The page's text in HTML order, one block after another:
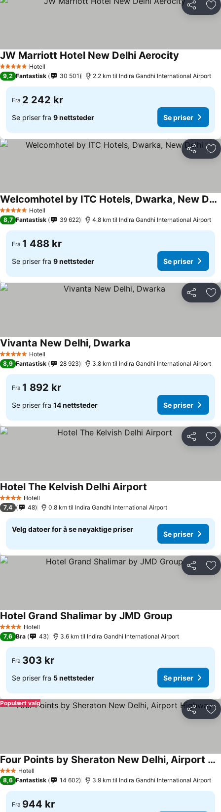
Del
5 Stjerner Hotell
JW Marriott Hotel New Delhi Aerocity
9,2 Fantastisk 30 501 2.2 km til Indira Gandhi International Airport
Fra 2 242 kr
Se priser fra 9 nettsteder Se priser
Del
5 Stjerner Hotell
Welcomhotel by ITC Hotels, Dwarka, New Delhi
8,7 Fantastisk 39 622 4.8 km til Indira Gandhi International Airport
Fra 1 488 kr
Se priser fra 9 nettsteder Se priser
Del
5 Stjerner Hotell
Vivanta New Delhi, Dwarka
8,9 Fantastisk 28 923 3.8 km til Indira Gandhi International Airport
Fra 1 892 kr
Se priser fra 14 nettsteder Se priser
Del
4 StjernerHotell
Hotel The Kelvish Delhi Airport
7,4 48 0.8 km til Indira Gandhi International Airport
Velg datoer for å se nøyaktige priser
Se priser
Del
4 StjernerHotell
Hotel Grand Shalimar by JMD Group
7,6 Bra 43 3.6 km til Indira Gandhi International Airport
Fra 303 kr
Se priser fra 5 nettsteder Se priser
Del
Populært valg
3 StjernerHotell
Four Points by Sheraton New Delhi, Airport Highway
8,6 Fantastisk 14 602 3.9 km til Indira Gandhi International Airport
Fra 944 kr